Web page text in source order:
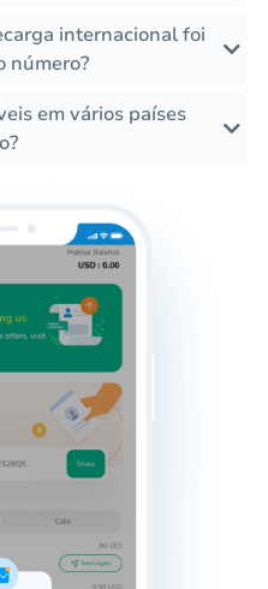
internacional foi
número?
em vários países